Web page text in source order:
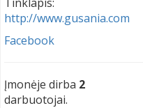
http://www.gusania.com
Facebook
Įmonėje dirba 2
darbuotojai.